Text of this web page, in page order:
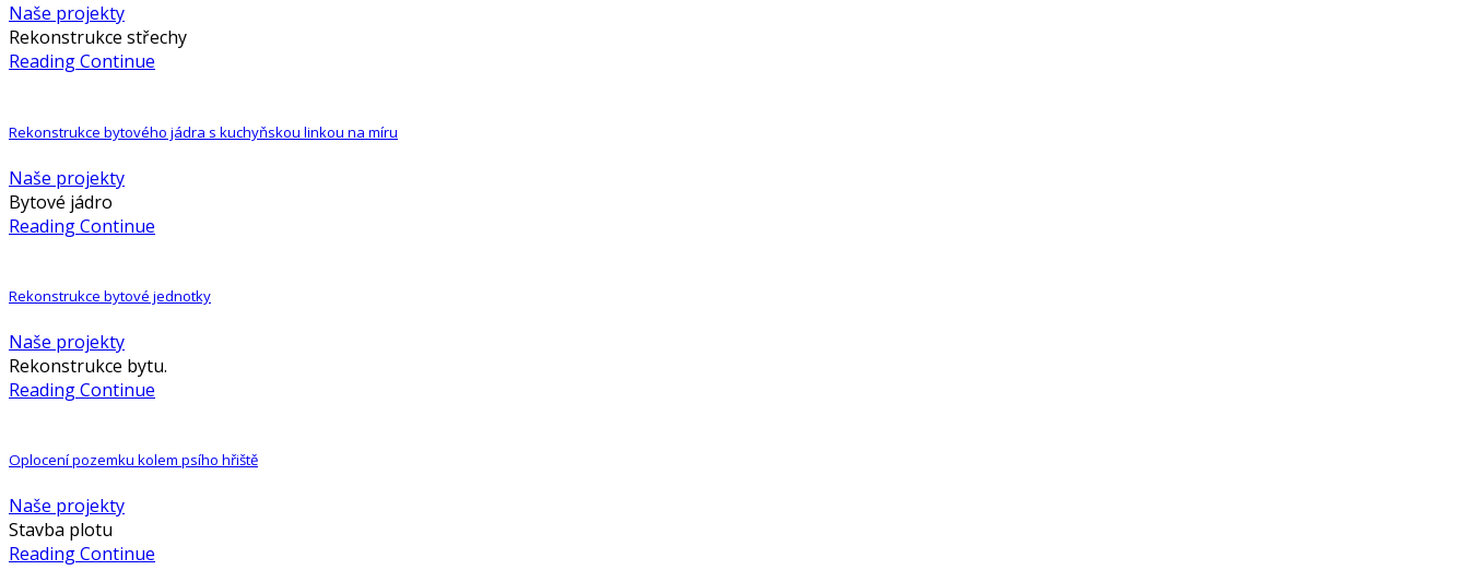
Naše projekty
Rekonstrukce střechy
Reading Continue
Rekonstrukce bytového jádra s kuchyňskou linkou na míru
Naše projekty
Bytové jádro
Reading Continue
Rekonstrukce bytové jednotky
Naše projekty
Rekonstrukce bytu.
Reading Continue
Oplocení pozemku kolem psího hřiště
Naše projekty
Stavba plotu
Reading Continue